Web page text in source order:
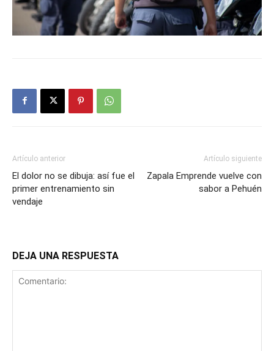
Artículo anterior
El dolor no se dibuja: así fue el
primer entrenamiento sin
vendaje
Artículo siguiente
Zapala Emprende vuelve con
sabor a Pehuén
DEJA UNA RESPUESTA